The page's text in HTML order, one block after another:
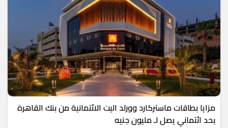
مزايا بطاقات ماستركارد وورلد اليت الائتمانية من بنك القاهرة
بحد ائتماني يصل لـ مليون جنيه